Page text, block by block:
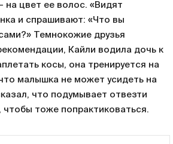
на цвет ее волос. «Видят
и спрашивают: «Что вы
Темнокожие друзья
Кайли водила дочь к
косы, она тренируется на
малышка не может усидеть на
что подумывает отвезти
чтобы тоже попрактиковаться.